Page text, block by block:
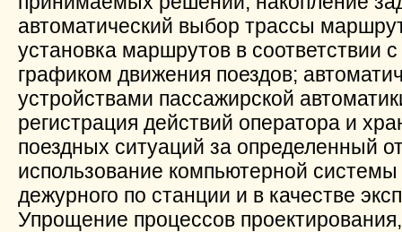
автоматический выбор трассы
установка маршрутов в соответствии
графиком движения поездов;
устройствами пассажирской
регистрация действий оператора и
поездных ситуаций за определенный
использование компьютерной
дежурного по станции и в качестве
Упрощение процессов